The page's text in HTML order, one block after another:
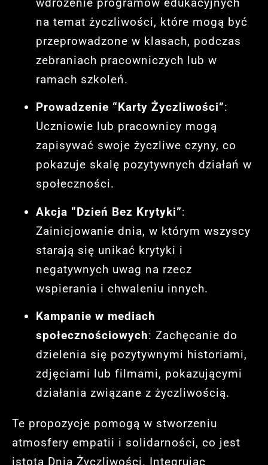
na temat życzliwości, które mogą być
przeprowadzone w klasach, podczas
zebraniach pracowniczych lub w
ramach szkoleń.
Prowadzenie “Karty Życzliwości”:
Uczniowie lub pracownicy mogą
zapisywać swoje życzliwe czyny, co
pokazuje skalę pozytywnych działań w
społeczności.
Akcja “Dzień Bez Krytyki”:
Zainicjowanie dnia, w którym wszyscy
starają się unikać krytyki i
negatywnych uwag na rzecz
wspierania i chwaleniu innych.
Kampanie w mediach
społecznościowych: Zachęcanie do
dzielenia się pozytywnymi historiami,
zdjęciami lub filmami, pokazującymi
działania związane z życzliwością.
Te propozycje pomogą w stworzeniu
atmosfery empatii i solidarności, co jest
istotą Dnia Życzliwości. Integrując